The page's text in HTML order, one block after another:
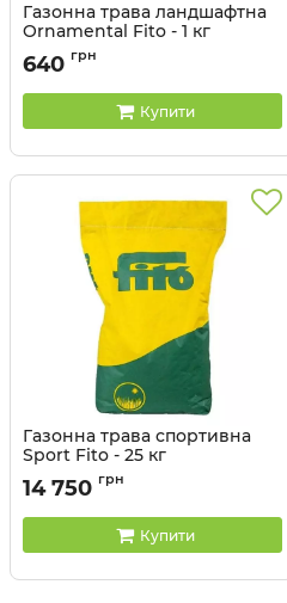
Газонна трава ландшафтна
Ornamental Fito - 1 кг
Артикул: 2104037
640 грн
Купити
Газонна трава спортивна
Sport Fito - 25 кг
Артикул: 2104033
14 750 грн
Купити